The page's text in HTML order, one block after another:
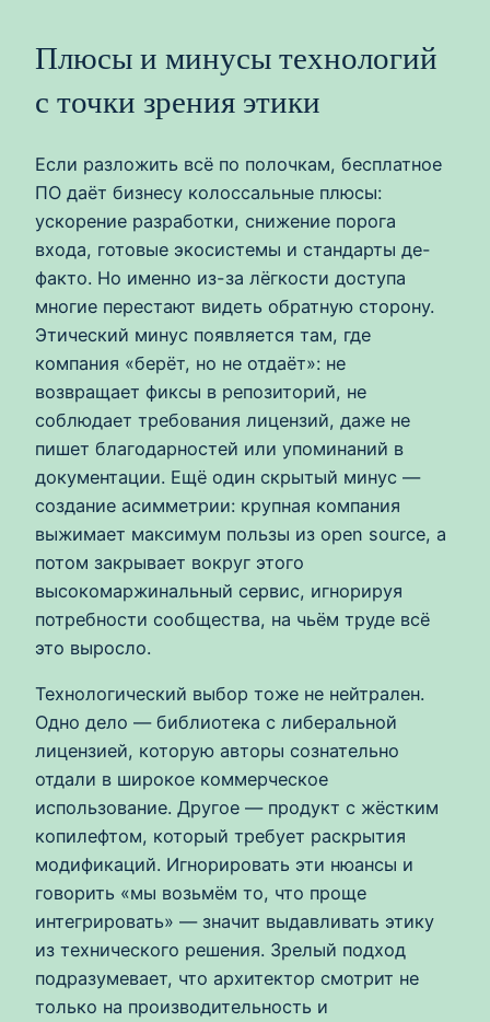
Плюсы и минусы технологий
с точки зрения этики
Если разложить всё по полочкам, бесплатное
ПО даёт бизнесу колоссальные плюсы:
ускорение разработки, снижение порога
входа, готовые экосистемы и стандарты де-
факто. Но именно из-за лёгкости доступа
многие перестают видеть обратную сторону.
Этический минус появляется там, где
компания «берёт, но не отдаёт»: не
возвращает фиксы в репозиторий, не
соблюдает требования лицензий, даже не
пишет благодарностей или упоминаний в
документации. Ещё один скрытый минус —
создание асимметрии: крупная компания
выжимает максимум пользы из open source, а
потом закрывает вокруг этого
высокомаржинальный сервис, игнорируя
потребности сообщества, на чьём труде всё
это выросло.
Технологический выбор тоже не нейтрален.
Одно дело — библиотека с либеральной
лицензией, которую авторы сознательно
отдали в широкое коммерческое
использование. Другое — продукт с жёстким
копилефтом, который требует раскрытия
модификаций. Игнорировать эти нюансы и
говорить «мы возьмём то, что проще
интегрировать» — значит выдавливать этику
из технического решения. Зрелый подход
подразумевает, что архитектор смотрит не
только на производительность и